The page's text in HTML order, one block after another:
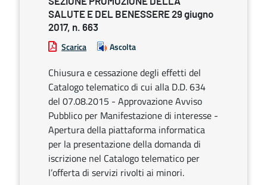
SALUTE E DEL BENESSERE 29 giugno
2017, n. 663
Scarica Ascolta
Chiusura e cessazione degli effetti del
Catalogo telematico di cui alla D.D. 634
del 07.08.2015 - Approvazione Avviso
Pubblico per Manifestazione di interesse -
Apertura della piattaforma informatica
per la presentazione della domanda di
iscrizione nel Catalogo telematico per
l’offerta di servizi rivolti ai minori.